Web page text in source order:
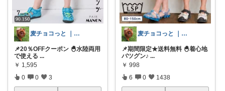
麦チョコっと ｜ キッズ＆ベビー 夏
📌20％OFFクーポン 🐣水陸両用
で使える ...
￥ 1,595
0 0 3
麦チョコっと ｜ キッズ＆ベビー 夏
📌期間限定★送料無料 🐣着心地
バツグン♪ ...
￥ 998
6 0 1438